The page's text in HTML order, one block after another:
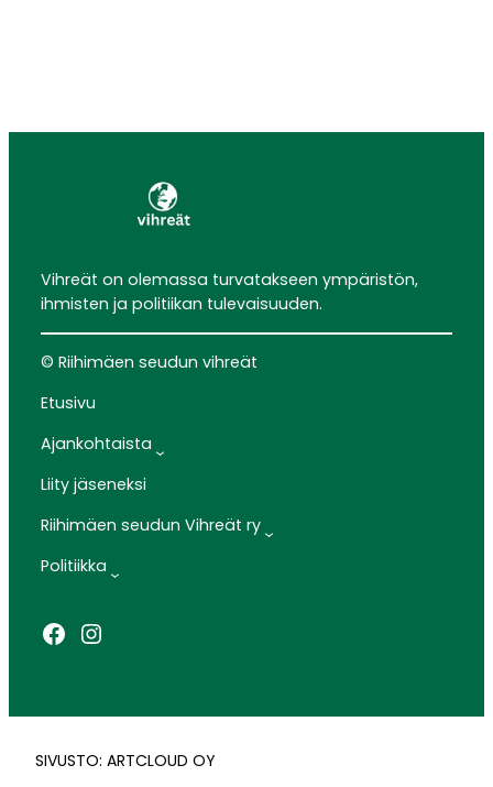
Vihreät on olemassa turvatakseen ympäristön,
ihmisten ja politiikan tulevaisuuden.
© Riihimäen seudun vihreät
Etusivu
Ajankohtaista
Liity jäseneksi
Riihimäen seudun Vihreät ry
Politiikka
Facebook
Instagram
SIVUSTO: ARTCLOUD OY